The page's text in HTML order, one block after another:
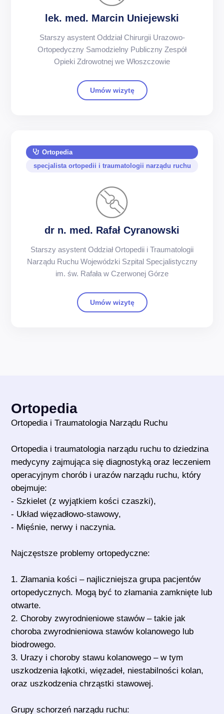
lek. med. Marcin Uniejewski
Starszy asystent Oddział Chirurgii Urazowo-
Ortopedyczny Samodzielny Publiczny Zespół
Opieki Zdrowotnej we Włoszczowie
Umów wizytę
Ortopedia
specjalista ortopedii i traumatologii narządu ruchu
dr n. med. Rafał Cyranowski
Starszy asystent Oddział Ortopedii i Traumatologii
Narządu Ruchu Wojewódzki Szpital Specjalistyczny
im. św. Rafała w Czerwonej Górze
Umów wizytę
Ortopedia
Ortopedia i Traumatologia Narządu Ruchu
Ortopedia i traumatologia narządu ruchu to dziedzina
medycyny zajmująca się diagnostyką oraz leczeniem
operacyjnym chorób i urazów narządu ruchu, który
obejmuje:
- Szkielet (z wyjątkiem kości czaszki),
- Układ więzadłowo-stawowy,
- Mięśnie, nerwy i naczynia.
Najczęstsze problemy ortopedyczne:
1. Złamania kości – najliczniejsza grupa pacjentów
ortopedycznych. Mogą być to złamania zamknięte lub
otwarte.
2. Choroby zwyrodnieniowe stawów – takie jak
choroba zwyrodnieniowa stawów kolanowego lub
biodrowego.
3. Urazy i choroby stawu kolanowego – w tym
uszkodzenia łąkotki, więzadeł, niestabilności kolan,
oraz uszkodzenia chrząstki stawowej.
Grupy schorzeń narządu ruchu: